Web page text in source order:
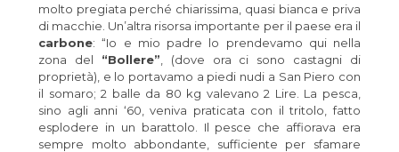
molto pregiata perché chiarissima, quasi bianca e priva
di macchie. Un’altra risorsa importante per il paese era il
carbone: “Io e mio padre lo prendevamo qui nella
zona del “Bollere” , (dove ora ci sono castagni di
proprietà), e lo portavamo a piedi nudi a San Piero con
il somaro; 2 balle da 80 kg valevano 2 Lire. La pesca,
sino agli anni ‘60, veniva praticata con il tritolo, fatto
esplodere in un barattolo. Il pesce che affiorava era
sempre molto abbondante, sufficiente per sfamare